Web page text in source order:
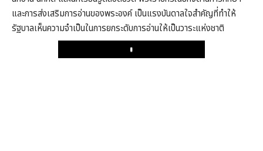
และการส่งเสริมการอ่านของพระองค์ เป็นแรงบันดาลใจสำคัญที่ทำให้
รัฐบาลเห็นความจำเป็นในการยกระดับการอ่านให้เป็นวาระแห่งชาติ
Play